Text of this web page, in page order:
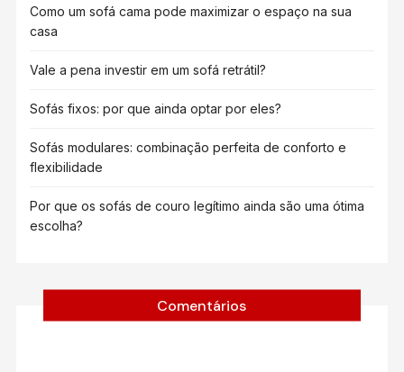
Como um sofá cama pode maximizar o espaço na sua
casa
Vale a pena investir em um sofá retrátil?
Sofás fixos: por que ainda optar por eles?
Sofás modulares: combinação perfeita de conforto e
flexibilidade
Por que os sofás de couro legítimo ainda são uma ótima
escolha?
Comentários